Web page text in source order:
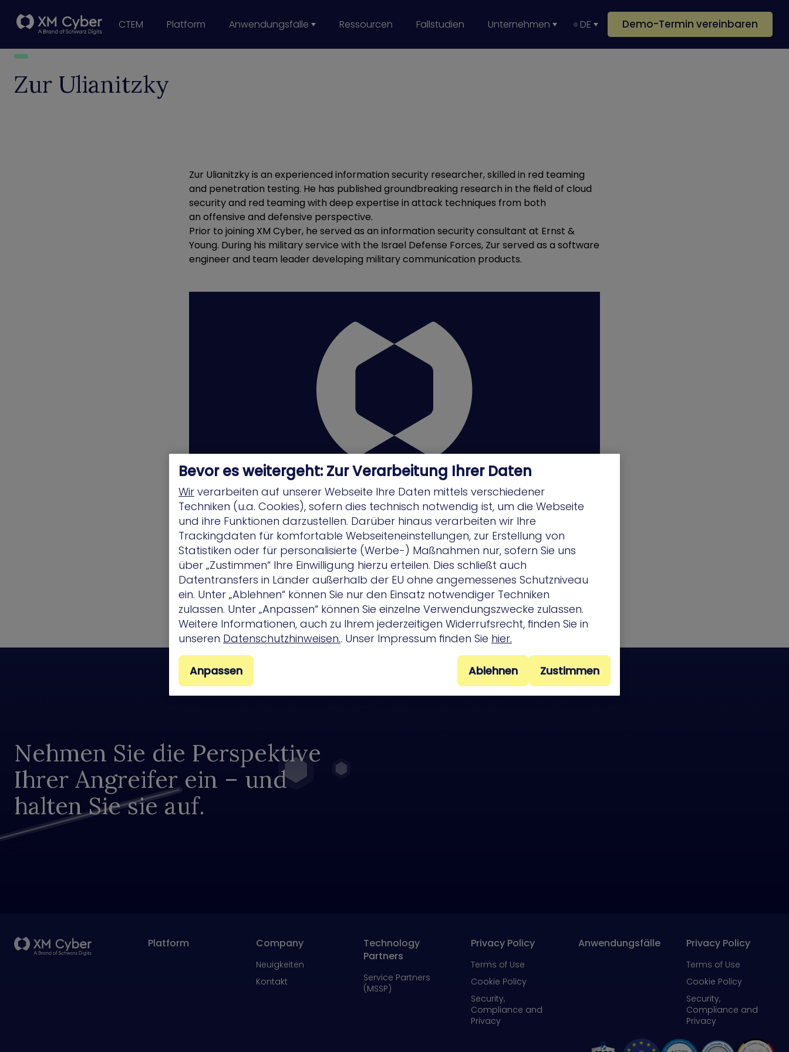
CTEM Platform Anwendungsfälle Ressourcen Fallstudien Unternehmen DE Demo-Termin vereinbaren
Zur Ulianitzky
Zur Ulianitzky is an experienced information security researcher, skilled in red teaming
and penetration testing. He has published groundbreaking research in the field of cloud
security and red teaming with deep expertise in attack techniques from both
an offensive and defensive perspective.
Prior to joining XM Cyber, he served as an information security consultant at Ernst &
Young. During his military service with the Israel Defense Forces, Zur served as a software
engineer and team leader developing military communication products.
Nehmen Sie die Perspektive
Ihrer Angreifer ein – und
halten Sie sie auf.
Platform Company
Neuigkeiten
Kontakt
Technology
Partners
Service Partners
(MSSP)
Privacy Policy
Terms of Use
Cookie Policy
Security,
Compliance and
Privacy
Anwendungsfälle Privacy Policy
Terms of Use
Cookie Policy
Security,
Compliance and
Privacy
Bevor es weitergeht: Zur Verarbeitung Ihrer Daten
Wir verarbeiten auf unserer Webseite Ihre Daten mittels verschiedener
Techniken (u.a. Cookies), sofern dies technisch notwendig ist, um die Webseite
und ihre Funktionen darzustellen. Darüber hinaus verarbeiten wir Ihre
Trackingdaten für komfortable Webseiteneinstellungen, zur Erstellung von
Statistiken oder für personalisierte (Werbe-) Maßnahmen nur, sofern Sie uns
über „Zustimmen“ Ihre Einwilligung hierzu erteilen. Dies schließt auch
Datentransfers in Länder außerhalb der EU ohne angemessenes Schutzniveau
ein. Unter „Ablehnen“ können Sie nur den Einsatz notwendiger Techniken
zulassen. Unter „Anpassen“ können Sie einzelne Verwendungszwecke zulassen.
Weitere Informationen, auch zu Ihrem jederzeitigen Widerrufsrecht, finden Sie in
unseren Datenschutzhinweisen.. Unser Impressum finden Sie hier.
Ablehnen Zustimmen
Anpassen